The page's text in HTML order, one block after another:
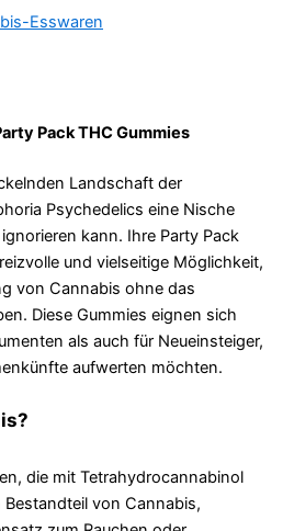
Esswaren
Pack THC Gummies
Landschaft der
Psychedelics eine Nische
kann. Ihre Party Pack
und vielseitige Möglichkeit,
von Cannabis ohne das
Diese Gummies eignen sich
als auch für Neueinsteiger,
aufwerten möchten.
die mit Tetrahydrocannabinol
von Cannabis,